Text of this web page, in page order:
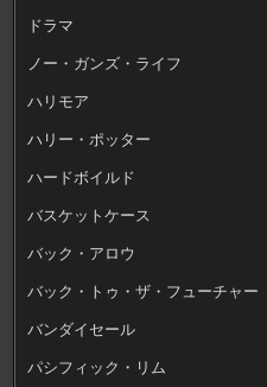
ドラマ
ノー・ガンズ・ライフ
ハリモア
ハリー・ポッター
ハードボイルド
バスケットケース
バック・アロウ
バック・トゥ・ザ・フューチャー
バンダイセール
パシフィック・リム